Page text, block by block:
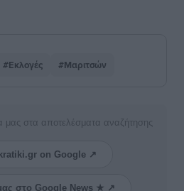
#Εκλογές #Μαριτσών
μας στα αποτελέσματα αναζήτησης
on Google ↗
στο Google News ★ ↗